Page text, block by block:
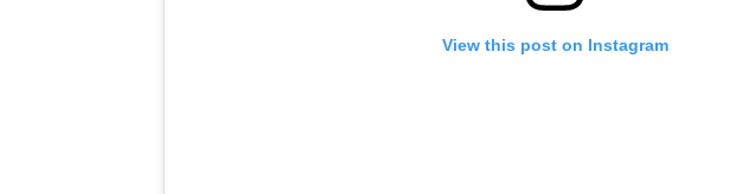
View this post on Instagram